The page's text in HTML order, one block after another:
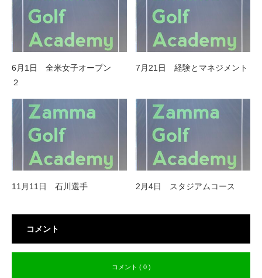
6月1日 全米女子オープン
２
7月21日 経験とマネジメント
11月11日 石川選手 2月4日 スタジアムコース
コメント
コメント ( 0 )